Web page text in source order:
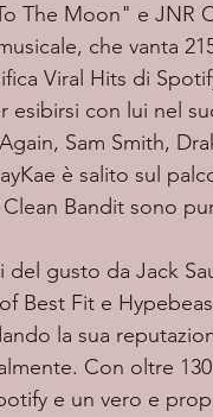
The Moon" e JNR
che vanta
Viral Hits di
esibirsi con lui nel
Sam Smith,
è salito sul
Bandit sono
Best Fit e
la sua
Con oltre
e un vero e